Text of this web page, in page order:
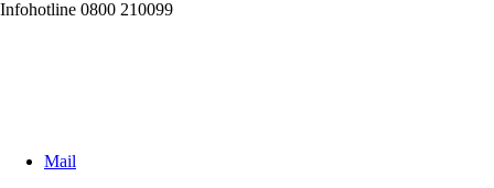
Infohotline 0800 210099
Mail